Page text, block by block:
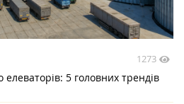
1273
5 головних трендів